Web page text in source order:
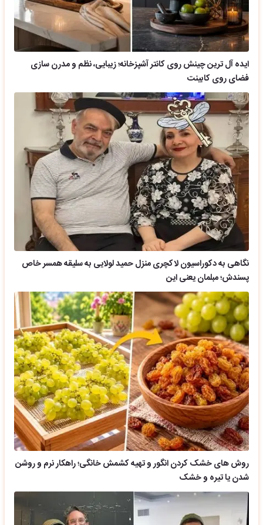
ایده آل ترین چینش روی کانتر آشپزخانه؛ زیبایی، نظم و مدرن سازی
فضای روی کابینت
نگاهی به دکوراسیون لاکچری منزل حمید لولایی به سلیقه همسر خاص
پسندش؛ مبلمان یعنی این
روش های خشک کردن انگور و تهیه کشمش خانگی؛ راهکار نرم و روشن
شدن یا تیره و خشک